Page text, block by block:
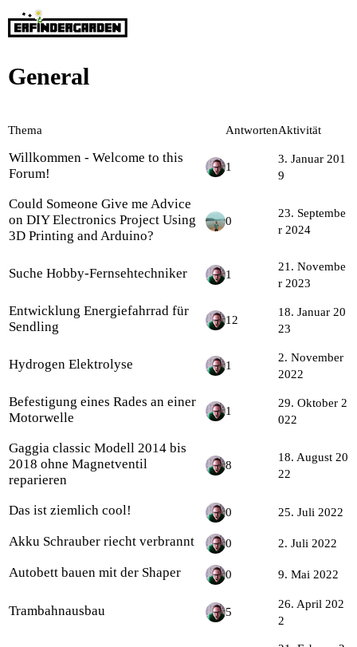
General
Thema AntwortenAktivität
Willkommen - Welcome to this
Forum!
1
3. Januar 201
9
Could Someone Give me Advice
on DIY Electronics Project Using
3D Printing and Arduino?
0
23. Septembe
r 2024
Suche Hobby-Fernsehtechniker 1
21. Novembe
r 2023
Entwicklung Energiefahrrad für
Sendling
12
18. Januar 20
23
Hydrogen Elektrolyse 1
2. November
2022
Befestigung eines Rades an einer
Motorwelle
1
29. Oktober 2
022
Gaggia classic Modell 2014 bis
2018 ohne Magnetventil
reparieren
8
18. August 20
22
Das ist ziemlich cool! 0 25. Juli 2022
Akku Schrauber riecht verbrannt 0 2. Juli 2022
Autobett bauen mit der Shaper 0 9. Mai 2022
Trambahnausbau 5
26. April 202
2